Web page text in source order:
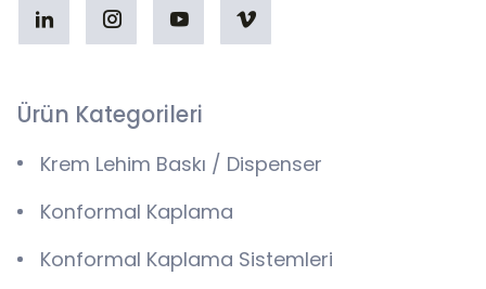
Ürün Kategorileri
Krem Lehim Baskı / Dispenser
Konformal Kaplama
Konformal Kaplama Sistemleri